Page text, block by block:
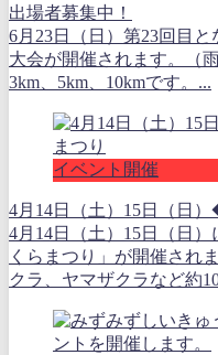
出場者募集中！
6月23日（日）第23回目
大会が開催されます。（
3km、5km、10kmです。...
イベント開催
4月14日（土）15日（日
4月14日（土）15日（日
くらまつり」が開催され
クラ、ヤマザクラなど約